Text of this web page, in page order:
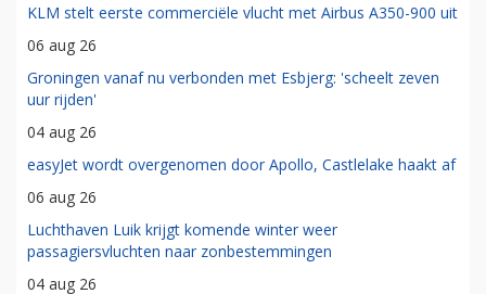
KLM stelt eerste commerciële vlucht met Airbus A350-900 uit
06 aug 26
Groningen vanaf nu verbonden met Esbjerg: 'scheelt zeven
uur rijden'
04 aug 26
easyJet wordt overgenomen door Apollo, Castlelake haakt af
06 aug 26
Luchthaven Luik krijgt komende winter weer
passagiersvluchten naar zonbestemmingen
04 aug 26